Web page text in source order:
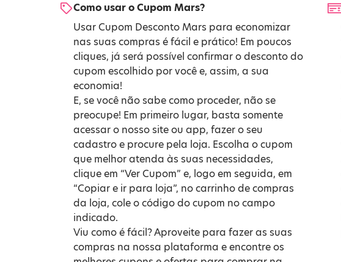
Como usar o Cupom Mars?
Usar Cupom Desconto Mars para economizar
nas suas compras é fácil e prático! Em poucos
cliques, já será possível confirmar o desconto do
cupom escolhido por você e, assim, a sua
economia!
E, se você não sabe como proceder, não se
preocupe! Em primeiro lugar, basta somente
acessar o nosso site ou app, fazer o seu
cadastro e procure pela loja. Escolha o cupom
que melhor atenda às suas necessidades,
clique em “Ver Cupom” e, logo em seguida, em
“Copiar e ir para loja”, no carrinho de compras
da loja, cole o código do cupom no campo
indicado.
Viu como é fácil? Aproveite para fazer as suas
compras na nossa plataforma e encontre os